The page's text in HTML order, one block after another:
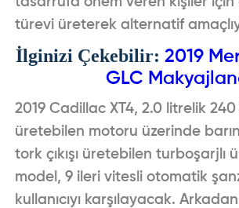
türevi üreterek alternatif
İlginizi Çekebilir: 2019
GLC
2019 Cadillac XT4, 2.0 litrelik
üretebilen motoru üzerinde
tork çıkışı üretebilen turboşarjlı
model, 9 ileri vitesli otomatik
kullanıcıyı karşılayacak.